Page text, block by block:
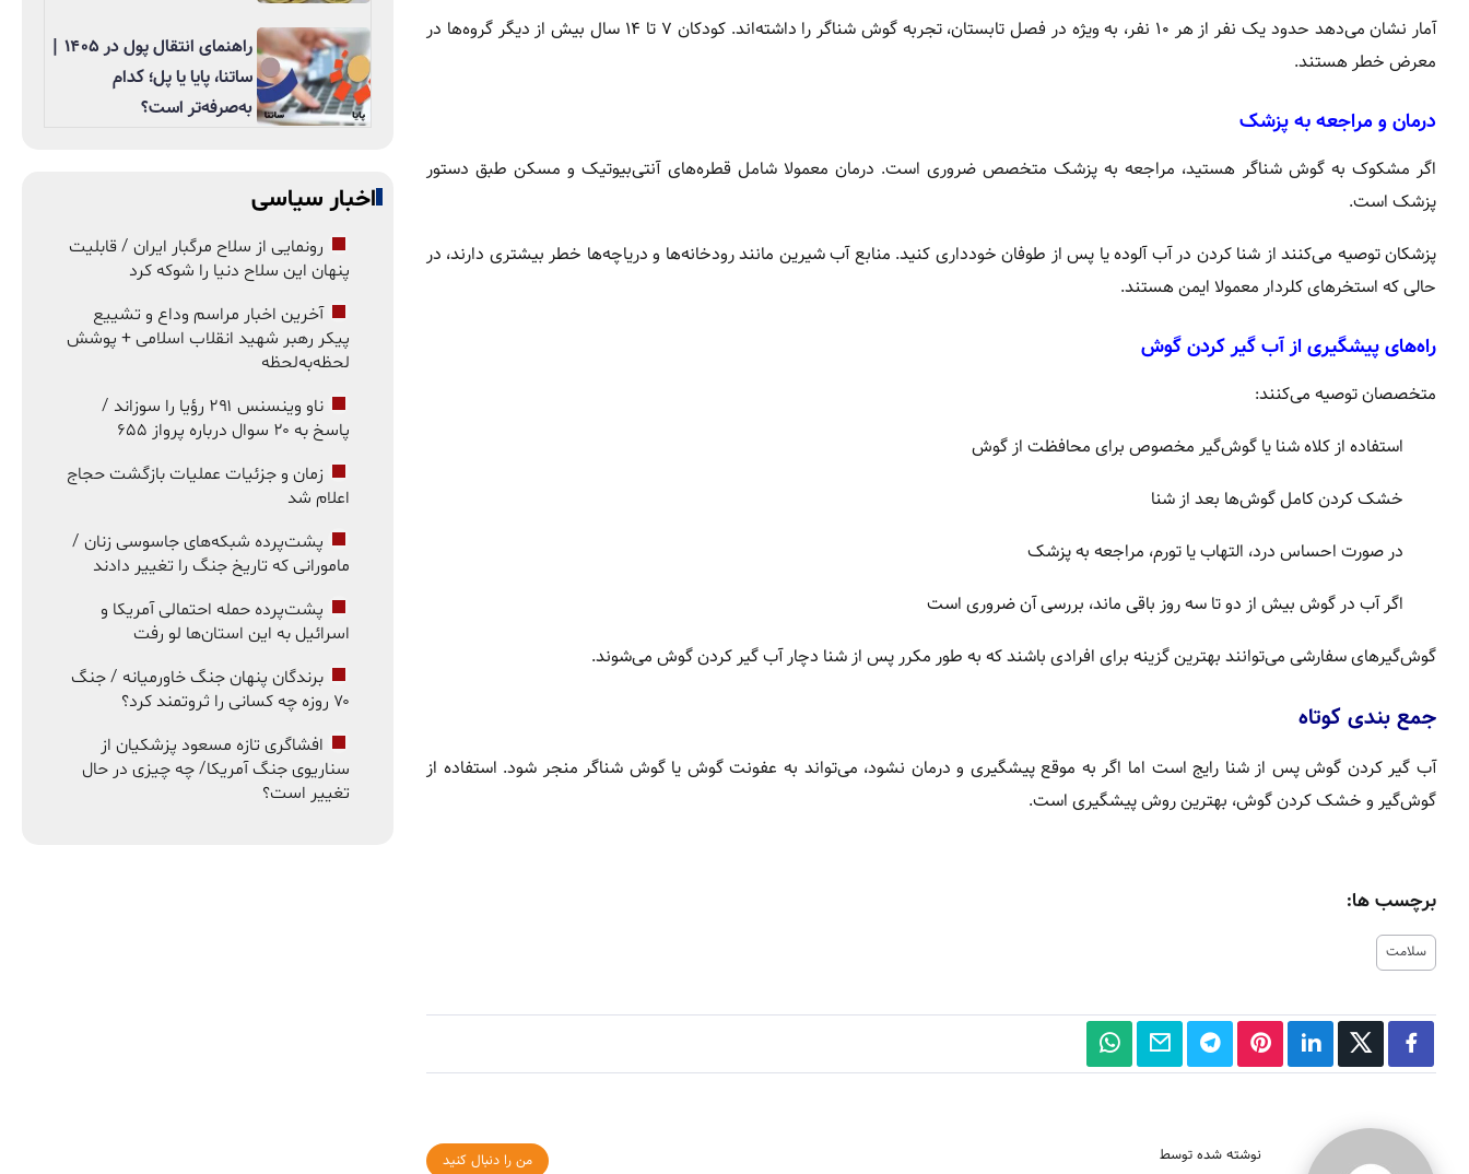
آمار نشان می‌دهد حدود یک نفر از هر ۱۰ نفر، به ویژه در فصل تابستان، تجربه گوش شناگر را داشته‌اند. کودکان ۷ تا ۱۴ سال بیش از دیگر گروه‌ها در
معرض خطر هستند.
درمان و مراجعه به پزشک
اگر مشکوک به گوش شناگر هستید، مراجعه به پزشک متخصص ضروری است. درمان معمولا شامل قطره‌های آنتی‌بیوتیک و مسکن طبق دستور
پزشک است.
پزشکان توصیه می‌کنند از شنا کردن در آب آلوده یا پس از طوفان خودداری کنید. منابع آب شیرین مانند رودخانه‌ها و دریاچه‌ها خطر بیشتری دارند، در
حالی که استخرهای کلردار معمولا ایمن هستند.
راه‌های پیشگیری از آب گیر کردن گوش
متخصصان توصیه می‌کنند:
استفاده از کلاه شنا یا گوش‌گیر مخصوص برای محافظت از گوش
خشک کردن کامل گوش‌ها بعد از شنا
در صورت احساس درد، التهاب یا تورم، مراجعه به پزشک
اگر آب در گوش بیش از دو تا سه روز باقی ماند، بررسی آن ضروری است
گوش‌گیرهای سفارشی می‌توانند بهترین گزینه برای افرادی باشند که به طور مکرر پس از شنا دچار آب گیر کردن گوش می‌شوند.
جمع بندی کوتاه
آب گیر کردن گوش پس از شنا رایج است اما اگر به موقع پیشگیری و درمان نشود، می‌تواند به عفونت گوش یا گوش شناگر منجر شود. استفاده از
گوش‌گیر و خشک کردن گوش، بهترین روش پیشگیری است.
برچسب ها:
سلامت
من را دنبال کنید نوشته شده توسط
راهنمای انتقال پول در ۱۴۰۵ |
ساتنا، پایا یا پل؛ کدام
به‌صرفه‌تر است؟
اخبار سیاسی
رونمایی از سلاح مرگبار ایران / قابلیت
پنهان این سلاح دنیا را شوکه کرد
آخرین اخبار مراسم وداع و تشییع
پیکر رهبر شهید انقلاب اسلامی + پوشش
لحظه‌به‌لحظه
ناو وینسنس ۲۹۱ رؤیا را سوزاند /
پاسخ به ۲۰ سوال درباره پرواز ۶۵۵
زمان و جزئیات عملیات بازگشت حجاج
اعلام شد
پشت‌پرده شبکه‌های جاسوسی زنان /
مامورانی که تاریخ جنگ را تغییر دادند
پشت‌پرده حمله احتمالی آمریکا و
اسرائیل به این استان‌ها لو رفت
برندگان پنهان جنگ خاورمیانه / جنگ
۷۰ روزه چه کسانی را ثروتمند کرد؟
افشاگری تازه مسعود پزشکیان از
سناریوی جنگ آمریکا/ چه چیزی در حال
تغییر است؟